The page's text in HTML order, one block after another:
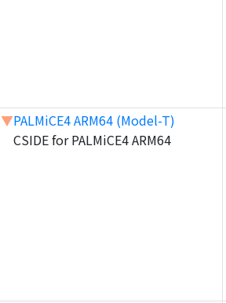
▼PALMiCE4 ARM64 (Model-T)
CSIDE for PALMiCE4 ARM64